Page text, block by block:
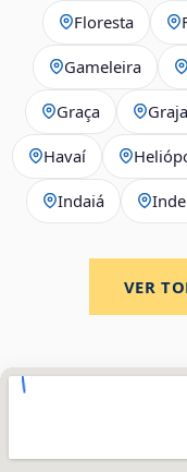
Floresta
Gameleira
Graça
Havaí
Indaiá
VER